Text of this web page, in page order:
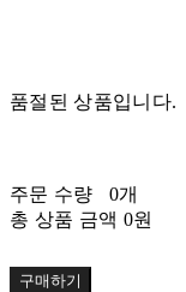
품절된 상품입니다.
주문 수량
0개
총 상품 금액 0원
구매하기